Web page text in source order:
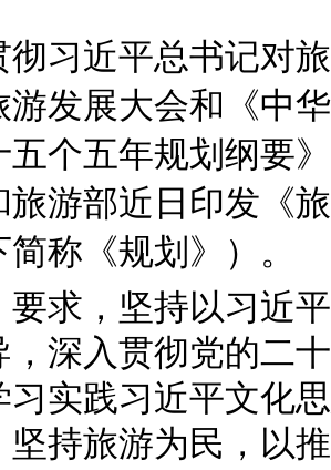
彻习近平总书记对
游发展大会和《中
五个五年规划纲要
游部近日印发《
称《规划》）。
要求，坚持以习近
，深入贯彻党的二
习实践习近平文化
坚持旅游为民，以